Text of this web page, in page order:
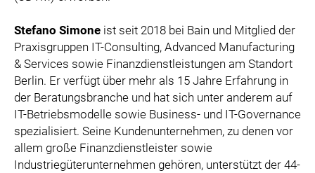
Stefano Simone ist seit 2018 bei Bain und Mitglied der
Praxisgruppen IT-Consulting, Advanced Manufacturing
& Services sowie Finanzdienstleistungen am Standort
Berlin. Er verfügt über mehr als 15 Jahre Erfahrung in
der Beratungsbranche und hat sich unter anderem auf
IT-Betriebsmodelle sowie Business- und IT-Governance
spezialisiert. Seine Kundenunternehmen, zu denen vor
allem große Finanzdienstleister sowie
Industriegüterunternehmen gehören, unterstützt der 44-